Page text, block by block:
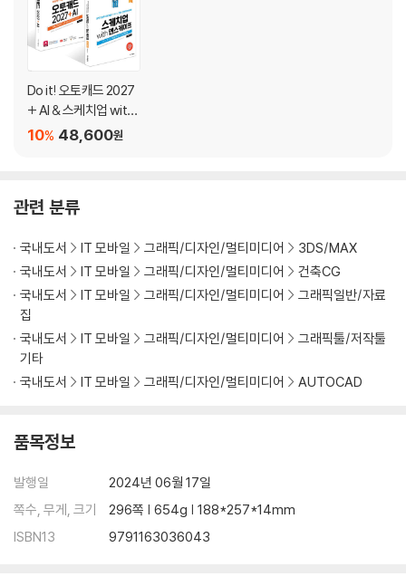
03-4 빛 조절하기
03-5 사람이 비치는 거울 렌더링하기
03-6 렌더링 이미지 보정하기
[렌더링 과제] 오두막의 낮 장면 렌더링하기
[둘째마당] 실전! 건축 · 인테리어를 위한 렌더링 프로젝트
04-1 투시도의 목표 잡기
04-3 카메라의 구도 잡기
04-4 다운라이트, 간접 조명, 램프 조명 설치하기
04-5 밤낮 시간대에 따른 빛 표현하기
04-6 재질값 설정하기
04-7 렌더링 후작업하기
[렌더링 과제] 로비 공간 디테일 살리기
05-1 투시도의 목표 잡기
05-3 카메라의 구도 잡기
05-4 다운라이트, 천광 표현하기
05-5 빛 조절하기
Do it! 오토캐드 2027
+ AI & 스케치업 with
엔스케이프 세트(2권)
48,600원
10%
관련 분류
국내도서 IT 모바일 그래픽/디자인/멀티미디어
3DS/MAX
국내도서
IT 모바일 그래픽/디자인/멀티미디어
건축CG
국내도서
IT 모바일 그래픽/디자인/멀티미디어
그래픽일반/자료
집
국내도서
IT 모바일 그래픽/디자인/멀티미디어
그래픽툴/저작툴
기타
국내도서
IT 모바일 그래픽/디자인/멀티미디어 AUTOCAD
품목정보
발행일
2024년 06월 17일
쪽수, 무게, 크기
296쪽 | 654g | 188*257*14mm
ISBN13
9791163036043